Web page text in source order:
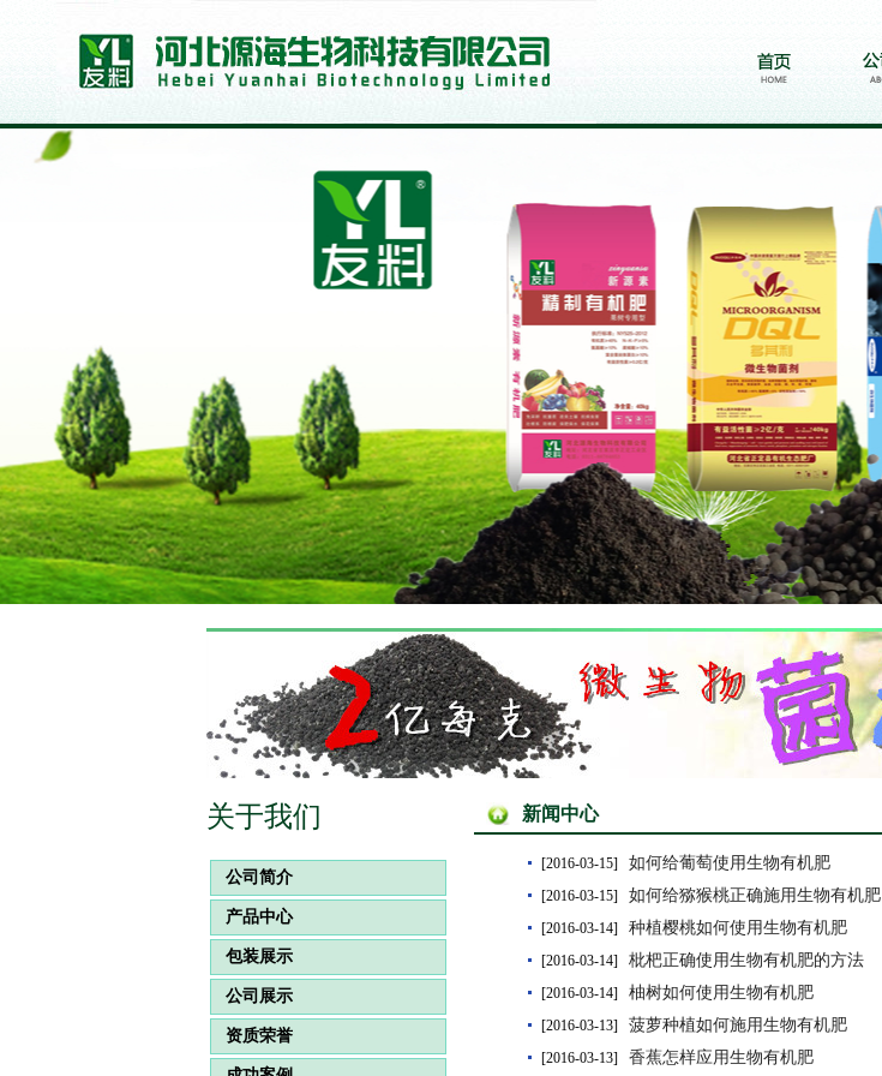
关于我们
公司简介
产品中心
包装展示
公司展示
资质荣誉
新闻中心
[2016-03-15] 如何给葡萄使用生物有机肥
[2016-03-15] 如何给猕猴桃正确施用生物有机肥
[2016-03-14] 种植樱桃如何使用生物有机肥
[2016-03-14] 枇杷正确使用生物有机肥的方法
[2016-03-14] 柚树如何使用生物有机肥
[2016-03-13] 菠萝种植如何施用生物有机肥
[2016-03-13] 香蕉怎样应用生物有机肥